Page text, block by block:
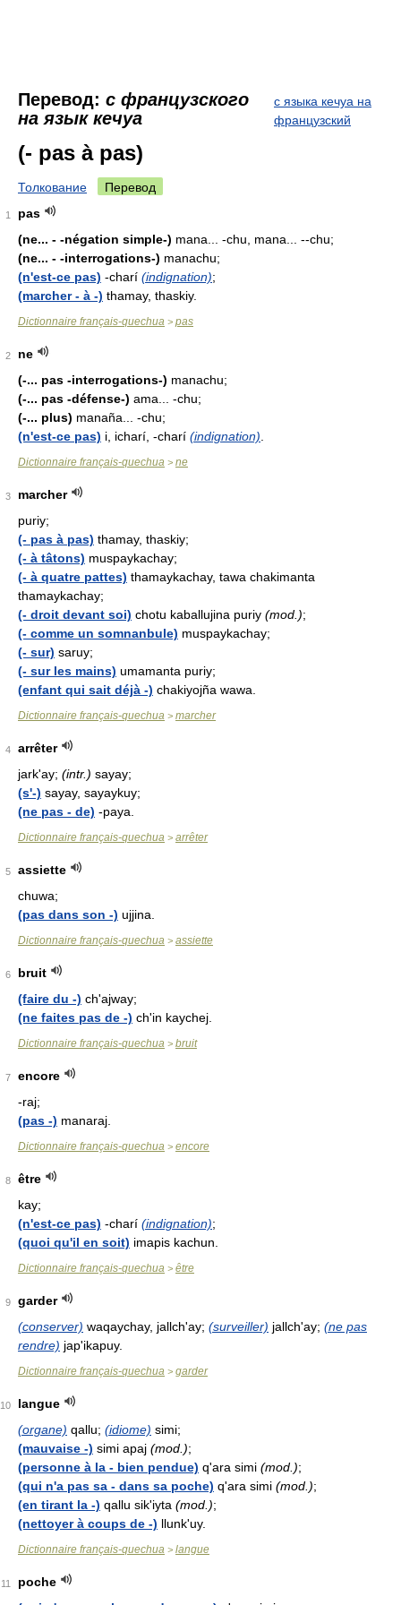
Перевод: с французского
на язык кечуа
с языка кечуа на
французский
(- pas à pas)
Толкование Перевод
1
pas
(ne... - -négation simple-) mana... -chu, mana... --chu;
(ne... - -interrogations-) manachu;
(n'est-ce pas) -charí (indignation);
(marcher - à -) thamay, thaskiy.
Dictionnaire français-quechua > pas
2
ne
(-... pas -interrogations-) manachu;
(-... pas -défense-) ama... -chu;
(-... plus) manaña... -chu;
(n'est-ce pas) i, icharí, -charí (indignation)
Dictionnaire français-quechua > ne
3
marcher
puriy;
(- pas à pas) thamay, thaskiy;
(- à tâtons) muspaykachay;
(- à quatre pattes) thamaykachay, tawa chakimanta
thamaykachay;
(- droit devant soi) chotu kaballujina puriy (mod.);
(- comme un somnanbule) muspaykachay;
(- sur) saruy;
(- sur les mains) umamanta puriy;
(enfant qui sait déjà -) chakiyojña wawa.
Dictionnaire français-quechua > marcher
4
arrêter
jark'ay; (intr.) sayay;
(s'-) sayay, sayaykuy;
(ne pas - de) -paya.
Dictionnaire français-quechua > arrêter
5
assiette
chuwa;
(pas dans son -) ujjina.
Dictionnaire français-quechua > assiette
6
bruit
(faire du -) ch'ajway;
(ne faites pas de -) ch'in kaychej.
Dictionnaire français-quechua > bruit
7
encore
-raj;
(pas -) manaraj.
Dictionnaire français-quechua > encore
8
être
kay;
(n'est-ce pas) -charí (indignation);
(quoi qu'il en soit) imapis kachun.
Dictionnaire français-quechua > être
9
garder
(conserver) waqaychay, jallch'ay; (surveiller) jallch'ay; (ne pas
rendre) jap'ikapuy.
Dictionnaire français-quechua > garder
10
langue
(organe) qallu; (idiome) simi;
(mauvaise -) simi apaj (mod.);
(personne à la - bien pendue) q'ara simi (mod.);
(qui n'a pas sa - dans sa poche) q'ara simi (mod.);
(en tirant la -) qallu sik'iyta (mod.);
(nettoyer à coups de -) llunk'uy.
Dictionnaire français-quechua > langue
11
poche